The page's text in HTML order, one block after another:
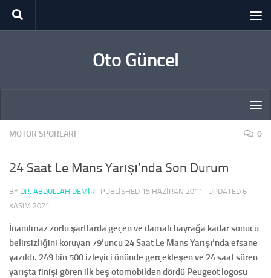
Skip to content
Oto Güncel
MOTOR SPORLARI 0
24 Saat Le Mans Yarışı’nda Son Durum
BY DR. ABDULLAH DEMİR · PUBLISHED 15 HAZIRAN 2011 · UPDATED 6
KASIM 2021
İnanılmaz zorlu şartlarda geçen ve damalı bayrağa kadar sonucu
belirsizliğini koruyan 79’uncu 24 Saat Le Mans Yarışı’nda efsane
yazıldı. 249 bin 500 izleyici önünde gerçekleşen ve 24 saat süren
yarışta finişi gören ilk beş otomobilden dördü Peugeot logosu